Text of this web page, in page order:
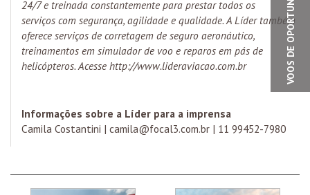
24/7 e treinada constantemente para prestar todos os
serviços com segurança, agilidade e qualidade. A Líder também
oferece serviços de corretagem de seguro aeronáutico,
treinamentos em simulador de voo e reparos em pás de
helicópteros. Acesse http://www.lideraviacao.com.br
Informações sobre a Líder para a imprensa
Camila Costantini | camila@focal3.com.br | 11 99452-7980
VOOS DE OPORTUNIDADE